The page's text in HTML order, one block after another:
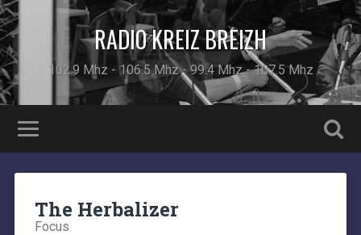
RADIO KREIZ BREIZH
102.9 Mhz - 106.5 Mhz - 99.4 Mhz - 107.5 Mhz
The Herbalizer
Focus